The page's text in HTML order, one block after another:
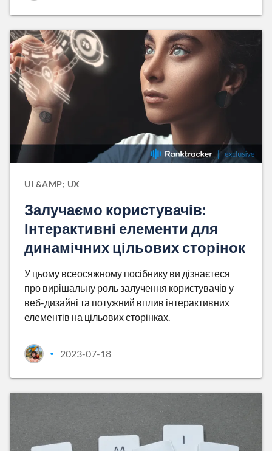
UI &AMP; UX
Залучаємо користувачів:
Інтерактивні елементи для
динамічних цільових сторінок
У цьому всеосяжному посібнику ви дізнаєтеся
про вирішальну роль залучення користувачів у
веб-дизайні та потужний вплив інтерактивних
елементів на цільових сторінках.
• 2023-07-18